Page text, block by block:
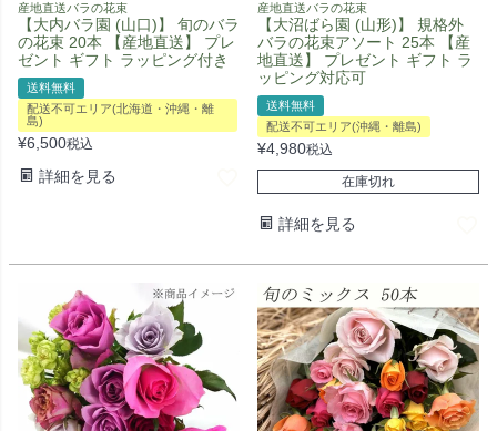
産地直送バラの花束
【大内バラ園 (山口)】 旬のバラ
の花束 20本 【産地直送】 プレ
ゼント ギフト ラッピング付き
送料無料
配送不可エリア(北海道・沖縄・離
島)
¥6,500税込
詳細を見る
産地直送バラの花束
【大沼ばら園 (山形)】 規格外
バラの花束アソート 25本 【産
地直送】 プレゼント ギフト ラ
ッピング対応可
送料無料
配送不可エリア(沖縄・離島)
¥4,980税込
在庫切れ
詳細を見る